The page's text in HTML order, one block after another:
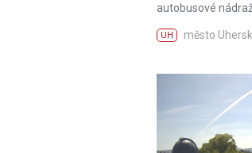
autobusové
UH město